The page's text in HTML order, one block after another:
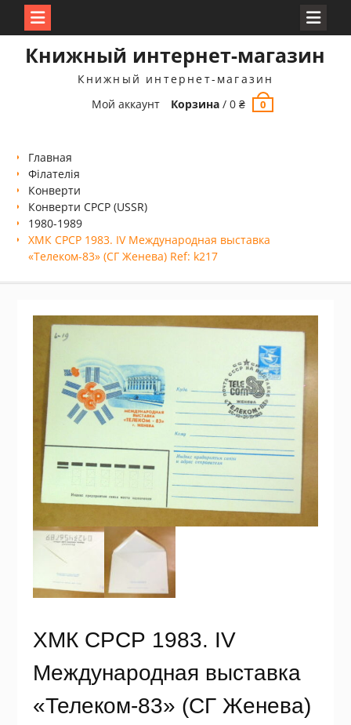
Книжный интернет-магазин
Книжный интернет-магазин
Мой аккаунт
Корзина /0₴ 0
Главная
Філателія
Конверти
Конверти СРСР (USSR)
1980-1989
ХМК СРСР 1983. IV Международная выставка
«Телеком-83» (СГ Женева) Ref: k217
ХМК СРСР 1983. IV
Международная выставка
«Телеком-83» (СГ Женева)